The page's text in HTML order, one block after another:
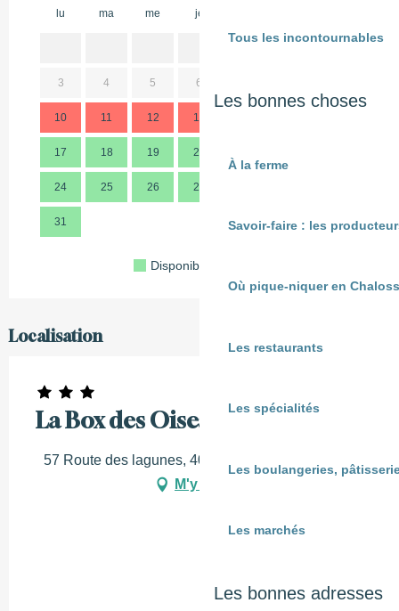
Tous les incontournables
Les bonnes choses
À la ferme
Savoir-faire : les
Où pique-niquer en
Les restaurants
Les spécialités
Les boulangeries,
Les marchés
Les bonnes adresses
lu ma me je
3 4 5 6
10 11 12 13
17 18 19 20
24 25 26 27
31
Disponible
Localisation
La Box des Oiseaux
57 Route des lagunes, 40380 Gamarde-les-Bains
M'y rendre